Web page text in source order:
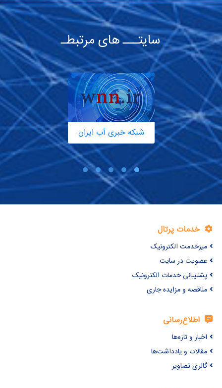
سایتـــ های مرتبطـ
شبکه خبری آب ایران
خدمات پرتال
میزخدمت الکترونیک
عضویت در سایت
پشتیبانی خدمات الکترونیک
مناقصه و مزایده جاری
اطلاع‌رسانی
اخبار و تازه‌ها
مقالات و یادداشت‌ها
گالری تصاویر